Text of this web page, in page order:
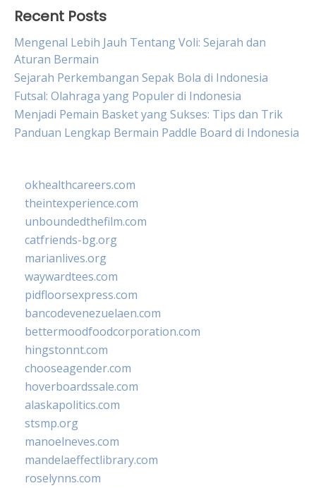
Recent Posts
Mengenal Lebih Jauh Tentang Voli: Sejarah dan
Aturan Bermain
Sejarah Perkembangan Sepak Bola di Indonesia
Futsal: Olahraga yang Populer di Indonesia
Menjadi Pemain Basket yang Sukses: Tips dan Trik
Panduan Lengkap Bermain Paddle Board di Indonesia
okhealthcareers.com
theintexperience.com
unboundedthefilm.com
catfriends-bg.org
marianlives.org
waywardtees.com
pidfloorsexpress.com
bancodevenezuelaen.com
bettermoodfoodcorporation.com
hingstonnt.com
chooseagender.com
hoverboardssale.com
alaskapolitics.com
stsmp.org
manoelneves.com
mandelaeffectlibrary.com
roselynns.com